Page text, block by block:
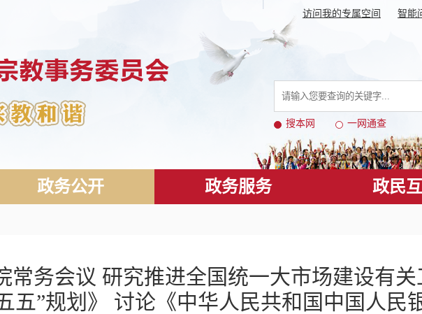
访问我的专属空间 智能
搜本网 一网通查
政务公开 政务服务 政民
常务会议 研究推进全国统一大市场建设有
五”规划》 讨论《中华人民共和国中国人民